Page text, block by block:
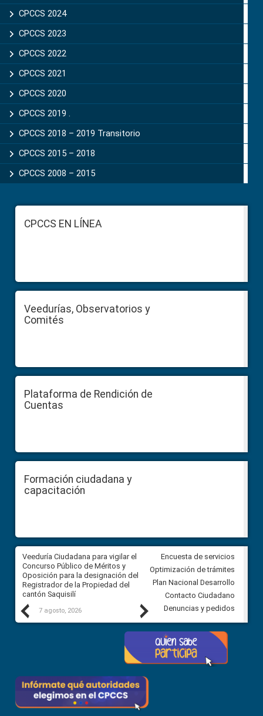
CPCCS 2024
CPCCS 2023
CPCCS 2022
CPCCS 2021
CPCCS 2020
CPCCS 2019 .
CPCCS 2018 – 2019 Transitorio
CPCCS 2015 – 2018
CPCCS 2008 – 2015
FooterCPCCS EN LÍNEA
Veedurías, Observatorios y
Comités
Plataforma de Rendición de
Cuentas
Formación ciudadana y
capacitación
Previous
Veeduría Ciudadana para vigilar el
Concurso Público de Méritos y
Oposición para la designación del
Registrador de la Propiedad del
cantón Saquisilí
7 agosto, 2026
Veeduría Ciudadana para
construcción del asfaltado de
Ballenita del cantón Santa
7 agosto, 2026
Next
Encuesta de servicios
Optimización de trámites
Plan Nacional Desarrollo
Contacto Ciudadano
Denuncias y pedidos